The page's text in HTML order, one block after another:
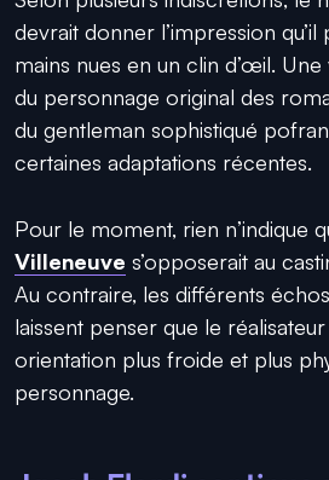
devrait donner l’impression qu’il
mains nues en un clin d’œil.
du personnage original des
du gentleman sophistiqué
certaines adaptations récentes.
Pour le moment, rien n’indique
Villeneuve s’opposerait au
Au contraire, les différents
laissent penser que le
orientation plus froide et plus
personnage.